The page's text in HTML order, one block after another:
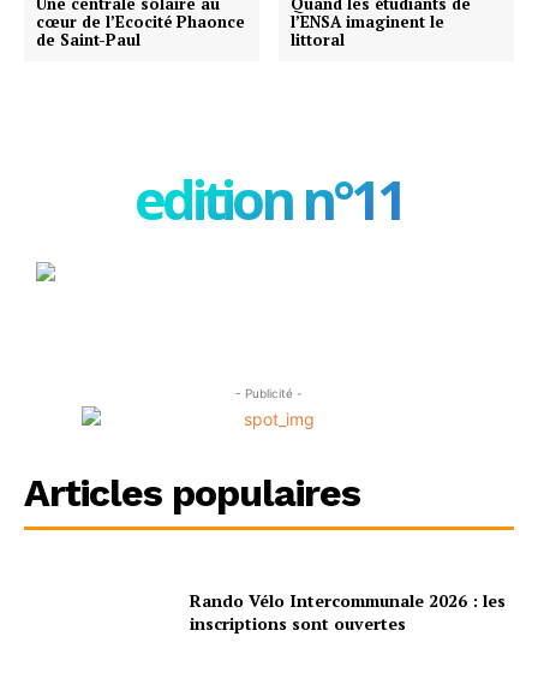
cœur de l’Ecocité Phaonce
de Saint-Paul
l’ENSA imaginent le
littoral
edition n°11
- Publicité -
Articles populaires
Rando Vélo Intercommunale 2026 : les
inscriptions sont ouvertes